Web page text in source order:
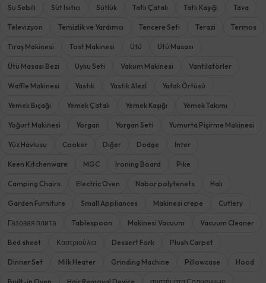
Su Sebili Süt Isıtıcı Sütlük Tatlı Çatalı Tatlı Kaşığı Tava
Televizyon Temizlik ve Yardımcı Tencere Seti Terazi Termos
Tıraş Makinesi Tost Makinesi Ütü Ütü Masası
Ütü Masası Bezi Uyku Seti Vakum Makinesi Vantilatörler
Waffle Makinesi Yastık Yastık Alezİ Yatak Örtüsü
Yemek Bıçağı Yemek Çatalı Yemek Kaşığı Yemek Takımı
Yoğurt Makinesi Yorgan Yorgan Seti Yumurta Pişirme Makinesi
Yüz Havlusu Cooker Diğer Dodge Inter
Keen Kitchenware MGC Ironing Board Pike
Camping Chairs Electric Oven Nabor polytenets Halı
Garden Furniture Small Appliances Makinesi crepe Cutlery
Газовая плита Tablespoon Makinesi Vacuum Vacuum Cleaner
Bed sheet Καστριούλια Dessert Fork Plush Carpet
Dinner Set Milk Heater Grinding Machine Pillowcase Hood